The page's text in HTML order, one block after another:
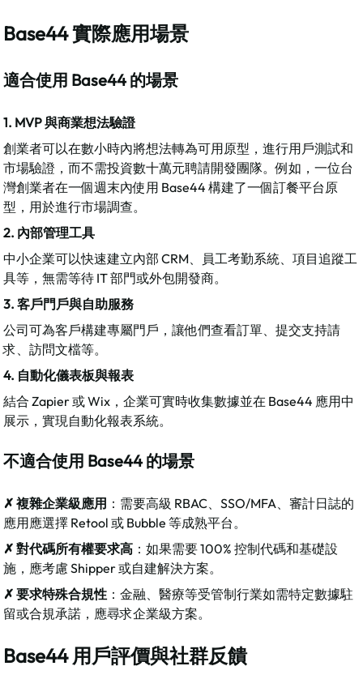
Base44 實際應用場景
適合使用 Base44 的場景
1. MVP 與商業想法驗證
創業者可以在數小時內將想法轉為可用原型，進行用戶測試和
市場驗證，而不需投資數十萬元聘請開發團隊。例如，一位台
灣創業者在一個週末內使用 Base44 構建了一個訂餐平台原
型，用於進行市場調查。​
2. 內部管理工具
中小企業可以快速建立內部 CRM、員工考勤系統、項目追蹤工
具等，無需等待 IT 部門或外包開發商。​
3. 客戶門戶與自助服務
公司可為客戶構建專屬門戶，讓他們查看訂單、提交支持請
求、訪問文檔等。​
4. 自動化儀表板與報表
結合 Zapier 或 Wix，企業可實時收集數據並在 Base44 應用中
展示，實現自動化報表系統。
不適合使用 Base44 的場景
✗ 複雜企業級應用 ：需要高級 RBAC、SSO/MFA、審計日誌的
應用應選擇 Retool 或 Bubble 等成熟平台。
✗ 對代碼所有權要求高 ：如果需要 100% 控制代碼和基礎設
施，應考慮 Shipper 或自建解決方案。
✗ 要求特殊合規性 ：金融、醫療等受管制行業如需特定數據駐
留或合規承諾，應尋求企業級方案。
Base44 用戶評價與社群反饋